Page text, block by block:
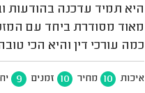
היא תמיד עדכנה בהודעות
מאוד מסודרת ביחד עם
כמה עורכי דין והיא הכי
איכות 10 מחיר 10 זמנים 9